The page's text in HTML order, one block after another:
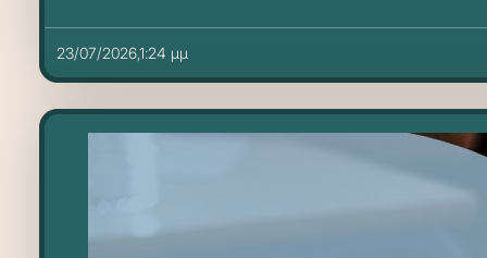
23/07/2026,1:24 μμ